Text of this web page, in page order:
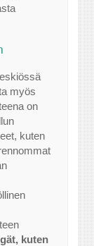
myös
on
kuten
kuten